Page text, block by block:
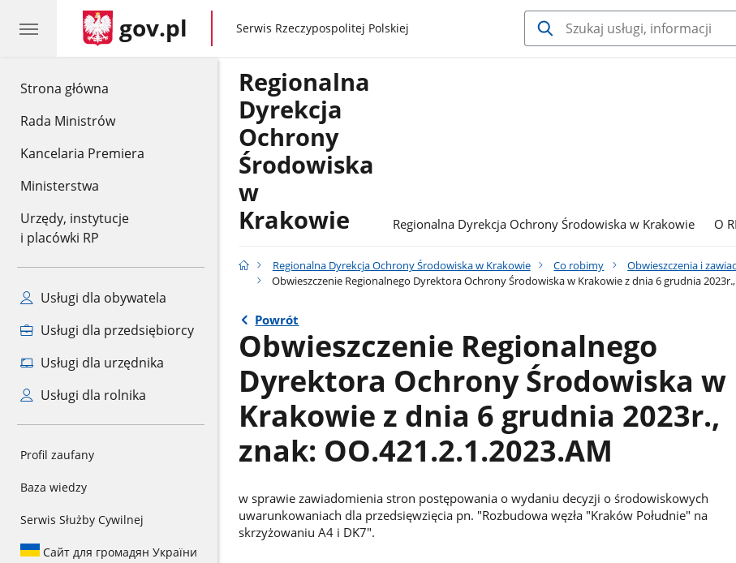
Strona główna
Rada Ministrów
Kancelaria Premiera
Ministerstwa
Urzędy, instytucje
i placówki RP
Usługi dla obywatela
Usługi dla przedsiębiorcy
Usługi dla urzędnika
Usługi dla rolnika
Profil zaufany
Baza wiedzy
Serwis Służby Cywilnej
Сайт для громадян України
gov.pl gov.pl
Serwis Rzeczypospolitej Polskiej
Regionalna
Dyrekcja
Ochrony
Środowiska
w
Krakowie
Regionalna Dyrekcja Ochrony Środowiska w Krakowie O
Regionalna Dyrekcja Ochrony Środowiska w Krakowie Co robimy Obwieszczenia i
Obwieszczenie Regionalnego Dyrektora Ochrony Środowiska w Krakowie z dnia 6 grudnia 2023r.,
Powrót
Obwieszczenie Regionalnego
Dyrektora Ochrony Środowiska w
Krakowie z dnia 6 grudnia 2023r.,
znak: OO.421.2.1.2023.AM
w sprawie zawiadomienia stron postępowania o wydaniu decyzji o środowiskowych
uwarunkowaniach dla przedsięwzięcia pn. "Rozbudowa węzła "Kraków Południe" na
skrzyżowaniu A4 i DK7".